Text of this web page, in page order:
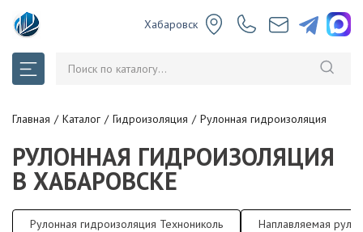
Хабаровск
Главная Каталог Гидроизоляция Рулонная гидроизоляция
РУЛОННАЯ ГИДРОИЗОЛЯЦИЯ
В ХАБАРОВСКЕ
Рулонная гидроизоляция Технониколь Наплавляемая